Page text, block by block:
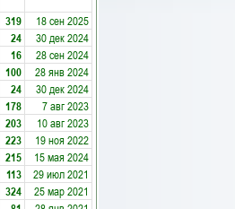
319 18 сен 2025
24 30 дек 2024
16 28 сен 2024
100 28 янв 2024
24 30 дек 2024
178 7 авг 2023
203 10 авг 2023
223 19 ноя 2022
215 15 мая 2024
113 29 июл 2021
324 25 мар 2021